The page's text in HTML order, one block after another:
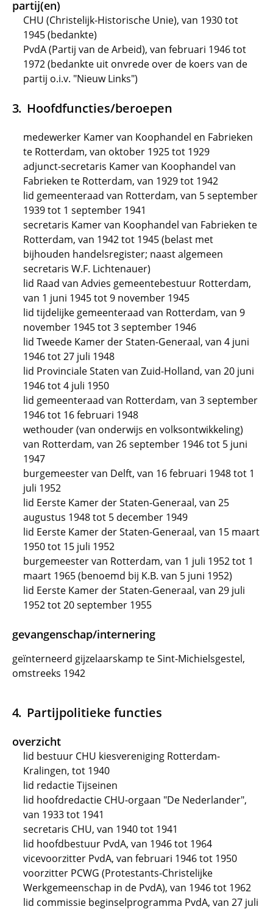
partij(en)
CHU (Christelijk-Historische Unie), van 1930 tot
1945 (bedankte)
PvdA (Partij van de Arbeid), van februari 1946 tot
1972 (bedankte uit onvrede over de koers van de
partij o.i.v. "Nieuw Links")
Hoofdfuncties/beroepen
medewerker Kamer van Koophandel en Fabrieken
te Rotterdam, van oktober 1925 tot 1929
adjunct-secretaris Kamer van Koophandel van
Fabrieken te Rotterdam, van 1929 tot 1942
lid gemeenteraad van Rotterdam, van 5 september
1939 tot 1 september 1941
secretaris Kamer van Koophandel van Fabrieken te
Rotterdam, van 1942 tot 1945 (belast met
bijhouden handelsregister; naast algemeen
secretaris W.F. Lichtenauer)
lid Raad van Advies gemeentebestuur Rotterdam,
van 1 juni 1945 tot 9 november 1945
lid tijdelijke gemeenteraad van Rotterdam, van 9
november 1945 tot 3 september 1946
lid Tweede Kamer der Staten-Generaal, van 4 juni
1946 tot 27 juli 1948
lid Provinciale Staten van Zuid-Holland, van 20 juni
1946 tot 4 juli 1950
lid gemeenteraad van Rotterdam, van 3 september
1946 tot 16 februari 1948
wethouder (van onderwijs en volksontwikkeling)
van Rotterdam, van 26 september 1946 tot 5 juni
1947
burgemeester van Delft, van 16 februari 1948 tot 1
juli 1952
lid Eerste Kamer der Staten-Generaal, van 25
augustus 1948 tot 5 december 1949
lid Eerste Kamer der Staten-Generaal, van 15 maart
1950 tot 15 juli 1952
burgemeester van Rotterdam, van 1 juli 1952 tot 1
maart 1965 (benoemd bij K.B. van 5 juni 1952)
lid Eerste Kamer der Staten-Generaal, van 29 juli
1952 tot 20 september 1955
gevangenschap/internering
geïnterneerd gijzelaarskamp te Sint-Michielsgestel,
omstreeks 1942
Partijpolitieke functies
overzicht
lid bestuur CHU kiesvereniging Rotterdam-
Kralingen, tot 1940
lid redactie Tijseinen
lid hoofdredactie CHU-orgaan "De Nederlander",
van 1933 tot 1941
secretaris CHU, van 1940 tot 1941
lid hoofdbestuur PvdA, van 1946 tot 1964
vicevoorzitter PvdA, van februari 1946 tot 1950
voorzitter PCWG (Protestants-Christelijke
Werkgemeenschap in de PvdA), van 1946 tot 1962
lid commissie beginselprogramma PvdA, van 27 juli